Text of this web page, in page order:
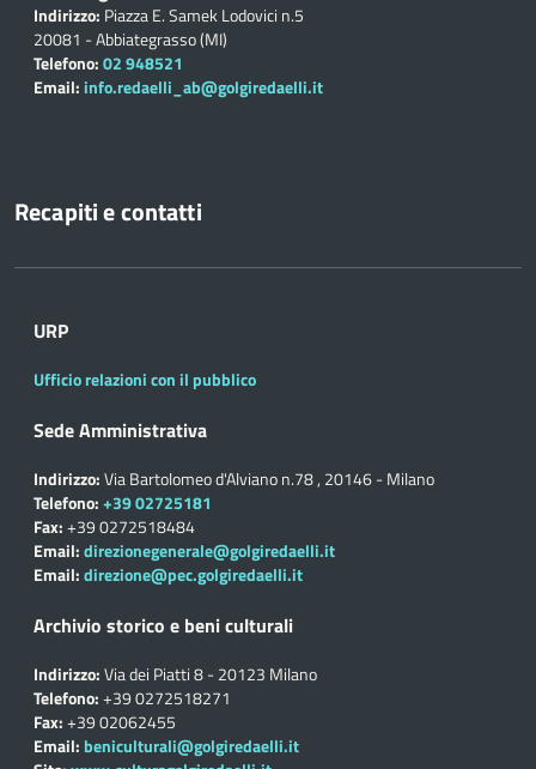
Indirizzo: Piazza E. Samek Lodovici n.5
20081 - Abbiategrasso (MI)
Telefono:02 948521
Email: info.redaelli_ab@golgiredaelli.it
Recapiti e contatti
URP
Ufficio relazioni con il pubblico
Sede Amministrativa
Indirizzo:Via Bartolomeo d'Alviano n.78 , 20146 - Milano
Telefono:+39 02725181
Fax:+39 0272518484
Email:direzionegenerale@golgiredaelli.it
Email:direzione@pec.golgiredaelli.it
Archivio storico e beni culturali
Indirizzo:Via dei Piatti 8 - 20123 Milano
Telefono:+39 0272518271
Fax:+39 02062455
Email: beniculturali@golgiredaelli.it